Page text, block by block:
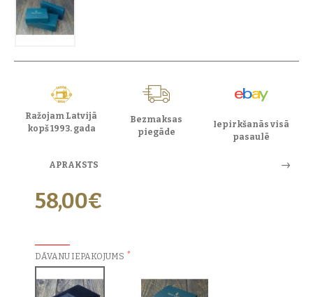
Ražojam Latvijā
kopš 1993. gada
Bezmaksas
piegāde
Iepirkšanās visā
pasaulē
APRAKSTS
58,00€
DĀVANU IEPAKOJUMS